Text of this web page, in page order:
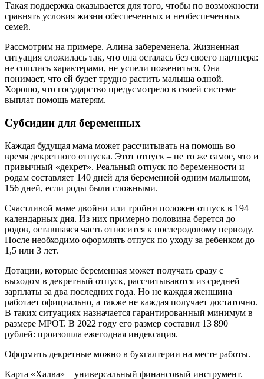
Такая поддержка оказывается для того, чтобы по возможности
сравнять условия жизни обеспеченных и необеспеченных
семей.
Рассмотрим на примере. Алина забеременела. Жизненная
ситуация сложилась так, что она осталась без своего партнера:
не сошлись характерами, не успели пожениться. Она
понимает, что ей будет трудно растить малыша одной.
Хорошо, что государство предусмотрело в своей системе
выплат помощь матерям.
Субсидии для беременных
Каждая будущая мама может рассчитывать на помощь во
время декретного отпуска. Этот отпуск – не то же самое, что и
привычный «декрет». Реальный отпуск по беременности и
родам составляет 140 дней для беременной одним малышом,
156 дней, если роды были сложными.
Счастливой маме двойни или тройни положен отпуск в 194
календарных дня. Из них примерно половина берется до
родов, оставшаяся часть относится к послеродовому периоду.
После необходимо оформлять отпуск по уходу за ребенком до
1,5 или 3 лет.
Дотации, которые беременная может получать сразу с
выходом в декретный отпуск, рассчитываются из средней
зарплаты за два последних года. Но не каждая женщина
работает официально, а также не каждая получает достаточно.
В таких ситуациях назначается гарантированный минимум в
размере МРОТ. В 2022 году его размер составил 13 890
рублей: произошла ежегодная индексация.
Оформить декретные можно в бухгалтерии на месте работы.
Карта «Халва» – универсальный финансовый инструмент.